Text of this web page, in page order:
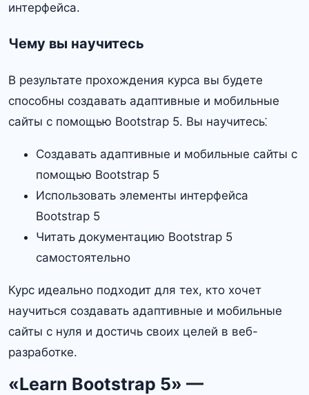
интерфейса.
Чему вы научитесь
В результате прохождения курса вы будете
способны создавать адаптивные и мобильные
сайты с помощью Bootstrap 5. Вы научитесь⁚
Создавать адаптивные и мобильные сайты с
помощью Bootstrap 5
Использовать элементы интерфейса
Bootstrap 5
Читать документацию Bootstrap 5
самостоятельно
Курс идеально подходит для тех, кто хочет
научиться создавать адаптивные и мобильные
сайты с нуля и достичь своих целей в веб-
разработке.
«Learn Bootstrap 5» —